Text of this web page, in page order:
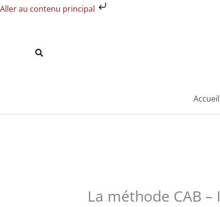
Aller au contenu principal
Aller
Rechercher
Accueil
La méthode CAB